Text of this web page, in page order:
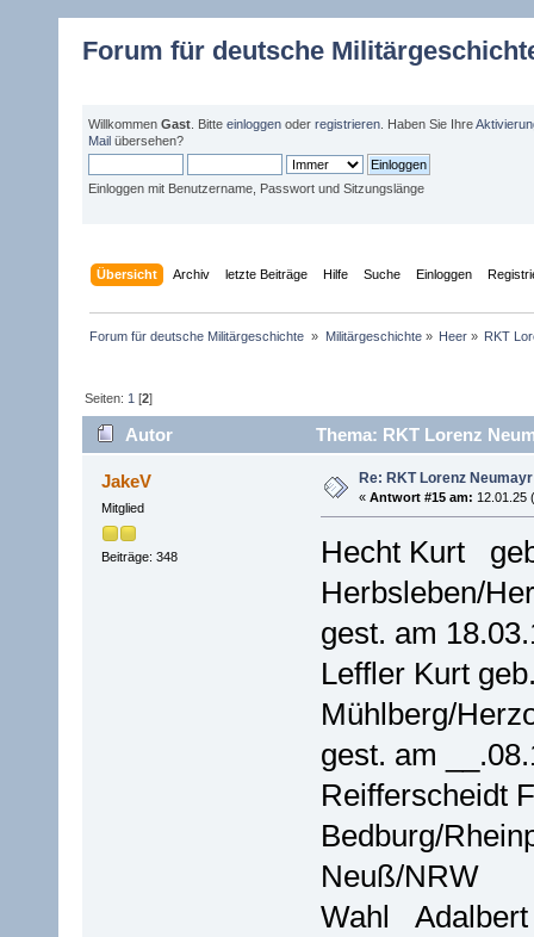
Forum für deutsche
Willkommen Gast . Bitte einloggen oder registrieren . Haben Sie Ihre
Mail übersehen?
Einloggen mit Benutzername, Passwort und Sitzungslänge
Übersicht Archiv letzte Beiträge Hilfe Suche Einloggen
Forum für deutsche Militärgeschichte » Militärgeschichte» Heer» RKT
Seiten: 1 [2]
Autor Thema: RKT Lorenz
JakeV
Mitglied
Beiträge: 348
Re: RKT Lorenz Neumayr
« Antwort #15 am: 12.01.25
Hecht Kurt
Herbsleben/
gest. am
Leffler Kurt
Mühlberg/
gest. am
Reifferscheidt
Bedburg/
Neuß/NRW
Wahl Adalbert